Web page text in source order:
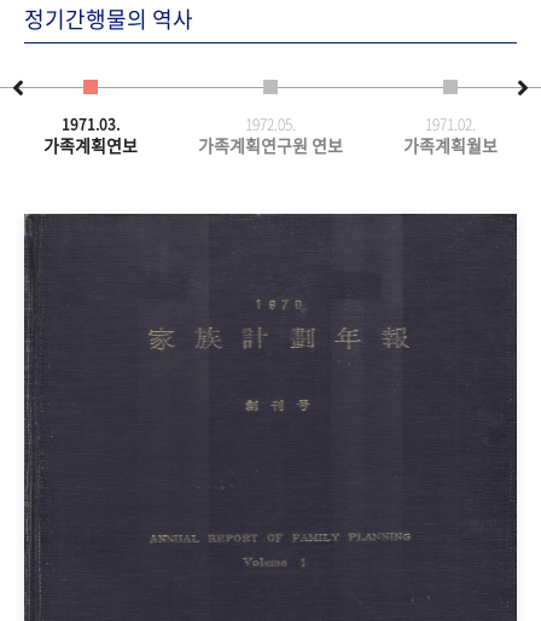
정기간행물의 역사
1971.03.
가족계획연보
1972.05.
가족계획연구원 연보
1971.02.
가족계획월보